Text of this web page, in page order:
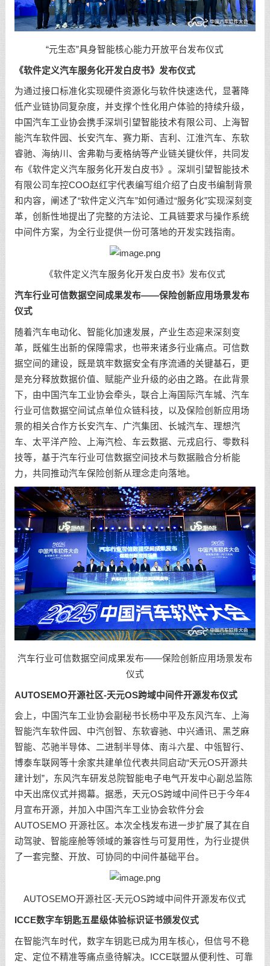
“元生态”具身智能核心能力开放平台发布仪式
《软件定义汽车服务化开发白皮书》发布仪式
为通过接口标准化实现硬件资源化与软件快速迭代，显著降
低产业链协同复杂度，并支撑个性化用户体验的持续升级，
中国汽车工业协会携手深圳引望智能技术有限公司、上海智
能汽车软件园、长安汽车、赛力斯、吉利、江淮汽车、东软
睿驰、海纳川、舍弗勒与麦格纳等产业链关键伙伴，共同发
布《软件定义汽车服务化开发白皮书》。深圳引望智能技术
有限公司车控COO赵红宇代表编写组介绍了白皮书编制背景
和内容，阐述了“软件定义汽车”如何通过“服务化”实现深刻变
革，创新性地提出了完整的方法论、工具链要求与操作系统
中间件方案，为全行业提供一份可落地的开发实践指南。
《软件定义汽车服务化开发白皮书》发布仪式
汽车行业可信数据空间成果发布——保险创新应用场景发布
仪式
随着汽车电动化、智能化加速发展，产业生态迎来深刻变
革，既催生出新的保障需求，也带来诸多行业痛点。可信数
据空间的建设，既是筑牢数据安全有序流通的关键基石，更
是充分释放数据价值、赋能产业升级的必由之路。在此背景
下，由中国汽车工业协会牵头，联合上海国际汽车城、汽车
行业可信数据空间试点单位众链科技，以及保险创新应用场
景的相关合作方长安汽车、广汽集团、长城汽车、理想汽
车、太平洋产险、上海汽检、车云数据、元戎启行、零数科
技等，基于汽车行业可信数据空间技术与数据融合分析能
力，共同推动汽车保险创新从理念走向落地。
汽车行业可信数据空间成果发布——保险创新应用场景发布
仪式
AUTOSEMO开源社区-天元OS跨域中间件开源发布仪式
会上，中国汽车工业协会副秘书长杨中平及东风汽车、上海
智能汽车软件园、中汽创智、东软睿驰、中兴通讯、黑芝麻
智能、芯驰半导体、二进制半导体、南斗六星、中瓴智行、
博泰车联网等十余家共建单位代表共同启动“天元OS开源共
建计划”，东风汽车研发总院智能电子电气开发中心副总监陈
中天出席仪式并揭幕。据悉，天元OS跨域中间件已于今年4
月宣布开源，并加入中国汽车工业协会软件分会
AUTOSEMO 开源社区。本次全栈发布进一步扩展了其在自
动驾驶、智能座舱等领域的兼容性与可复用性，为行业提供
了一套完整、开放、可协同的中间件基础平台。
AUTOSEMO开源社区-天元OS跨域中间件开源发布仪式
ICCE数字车钥匙五星级体验标识证书颁发仪式
在智能汽车时代，数字车钥匙已成为用车核心，但信号不稳
定、定位不精准等痛点亟待解决。ICCE联盟从便利性、可靠